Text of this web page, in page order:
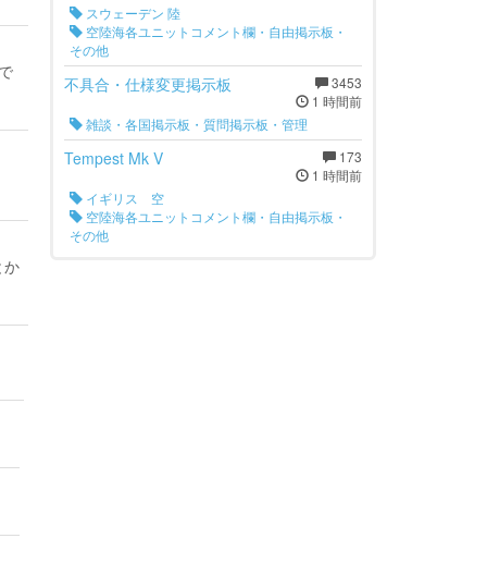
か
スウェーデン 陸
空陸海各ユニットコメント欄・自由掲示板・
その他
3453
1 時間前
不具合・仕様変更掲示板
雑談・各国掲示板・質問掲示板・管理
173
1 時間前
Tempest Mk V
イギリス 空
空陸海各ユニットコメント欄・自由掲示板・
その他